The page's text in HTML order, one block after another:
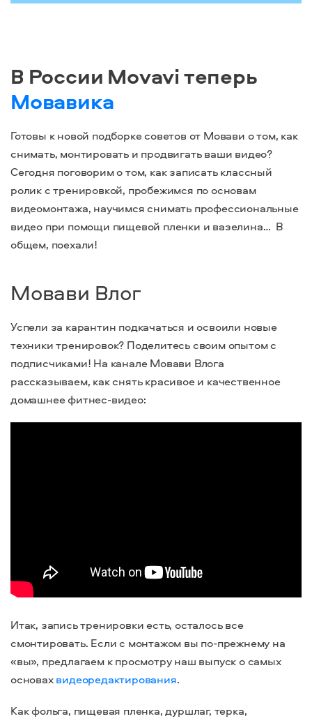
В России Movavi теперь
Мовавика
Готовы к новой подборке советов от Мовави о том, как
снимать, монтировать и продвигать ваши видео?
Сегодня поговорим о том, как записать классный
ролик с тренировкой, пробежимся по основам
видеомонтажа, научимся снимать профессиональные
видео при помощи пищевой пленки и вазелина… В
общем, поехали!
Мовави Влог
Успели за карантин подкачаться и освоили новые
техники тренировок? Поделитесь своим опытом с
подписчиками! На канале Мовави Влога
рассказываем, как снять красивое и качественное
домашнее фитнес-видео:
Итак, запись тренировки есть, осталось все
смонтировать. Если с монтажом вы по-прежнему на
«вы», предлагаем к просмотру наш выпуск о самых
основахвидеоредактирования.
Как фольга, пищевая пленка, дуршлаг, терка,